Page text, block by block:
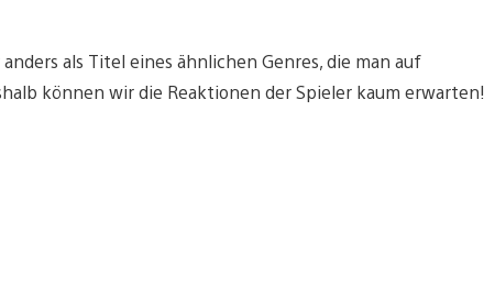
als Titel eines ähnlichen Genres, die man auf
können wir die Reaktionen der Spieler kaum erwarten!